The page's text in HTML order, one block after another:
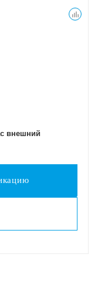
внешний